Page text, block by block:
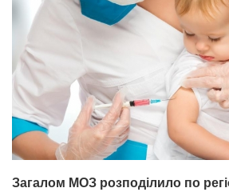
Загалом МОЗ розподілило по